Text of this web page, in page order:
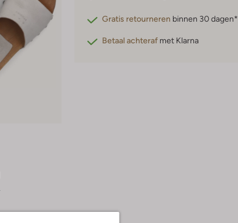
Gratis retourneren binnen 30 dagen*
Betaal achteraf met Klarna